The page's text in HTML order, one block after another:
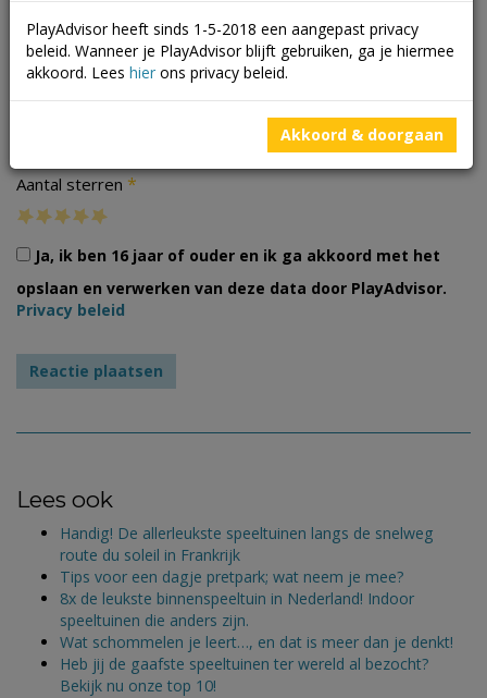
Aantal sterren *
Ja, ik ben 16 jaar of ouder en ik ga akkoord met het
opslaan en verwerken van deze data door PlayAdvisor.
Privacy beleid
Lees ook
Handig! De allerleukste speeltuinen langs de snelweg
route du soleil in Frankrijk
Tips voor een dagje pretpark; wat neem je mee?
8x de leukste binnenspeeltuin in Nederland! Indoor
speeltuinen die anders zijn.
Wat schommelen je leert…, en dat is meer dan je denkt!
Heb jij de gaafste speeltuinen ter wereld al bezocht?
Bekijk nu onze top 10!
PlayAdvisor heeft sinds 1-5-2018 een aangepast privacy
beleid. Wanneer je PlayAdvisor blijft gebruiken, ga je hiermee
akkoord. Lees hier ons privacy beleid.
Akkoord & doorgaan